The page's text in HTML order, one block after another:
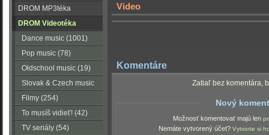
DROM MP3téka
DROM Videotéka
Dance music (1001)
Pop music (78)
Oldschool music (19)
Slovak & Czech music
(56)Filmy (254)
To musíš vidieť! (42)
TV seriály (54)
Video
Komentáre
Zatiaľ bez komentára,
Nový
Možnosť komentovať majú len
Nemáte vytvorený účet? Vytvorte si